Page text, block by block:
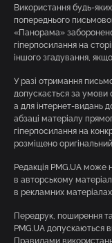
Використання будь-
попереднього
«Панорама»
гіперпосилання на
іншого згадування,
У разі отримання
допускається за умови
а для інтернет-видань
абзаці матеріалу
гіперпосилання на
розміщено
Редакція PMG.UA може
в авторському
в рекламних
Передрук, поширення
PMG.UA допускаються
Правилами